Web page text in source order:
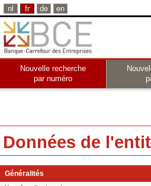
nl fr de en
Nouvelle recherche
par numéro
Données de
Généralités